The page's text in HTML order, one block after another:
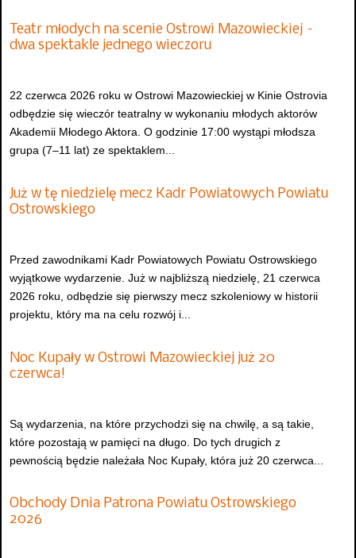
Teatr młodych na scenie Ostrowi Mazowieckiej –
dwa spektakle jednego wieczoru
22 czerwca 2026 roku w Ostrowi Mazowieckiej w Kinie Ostrovia
odbędzie się wieczór teatralny w wykonaniu młodych aktorów
Akademii Młodego Aktora. O godzinie 17:00 wystąpi młodsza
grupa (7–11 lat) ze spektaklem...
Już w tę niedzielę mecz Kadr Powiatowych Powiatu
Ostrowskiego
Przed zawodnikami Kadr Powiatowych Powiatu Ostrowskiego
wyjątkowe wydarzenie. Już w najbliższą niedzielę, 21 czerwca
2026 roku, odbędzie się pierwszy mecz szkoleniowy w historii
projektu, który ma na celu rozwój i...
Noc Kupały w Ostrowi Mazowieckiej już 20
czerwca!
Są wydarzenia, na które przychodzi się na chwilę, a są takie,
które pozostają w pamięci na długo. Do tych drugich z
pewnością będzie należała Noc Kupały, która już 20 czerwca...
Obchody Dnia Patrona Powiatu Ostrowskiego
2026